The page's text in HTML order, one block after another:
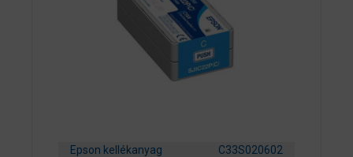
Epson kellékanyag C33S020602